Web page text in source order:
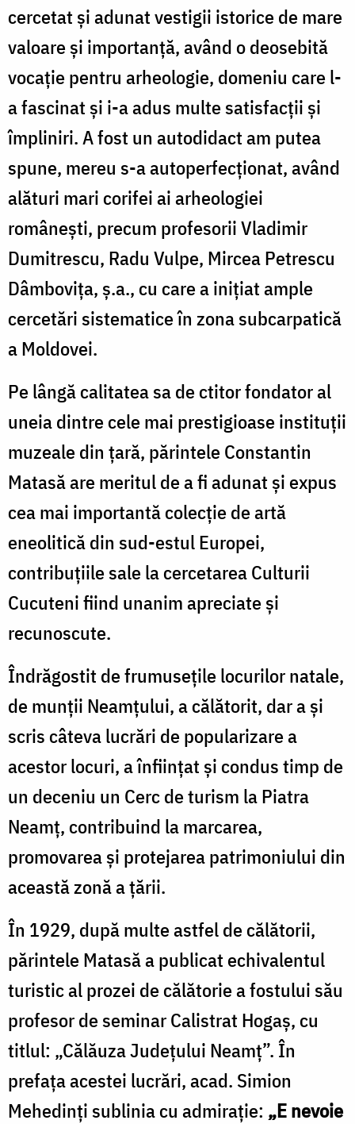
cercetat și adunat vestigii istorice de mare
valoare și importanță, având o deosebită
vocație pentru arheologie, domeniu care l-
a fascinat și i-a adus multe satisfacții și
împliniri. A fost un autodidact am putea
spune, mereu s-a autoperfecționat, având
alături mari corifei ai arheologiei
românești, precum profesorii Vladimir
Dumitrescu, Radu Vulpe, Mircea Petrescu
Dâmbovița, ș.a., cu care a inițiat ample
cercetări sistematice în zona subcarpatică
a Moldovei.
Pe lângă calitatea sa de ctitor fondator al
uneia dintre cele mai prestigioase instituții
muzeale din țară, părintele Constantin
Matasă are meritul de a fi adunat și expus
cea mai importantă colecție de artă
eneolitică din sud-estul Europei,
contribuțiile sale la cercetarea Culturii
Cucuteni fiind unanim apreciate și
recunoscute.
Îndrăgostit de frumusețile locurilor natale,
de munții Neamțului, a călătorit, dar a și
scris câteva lucrări de popularizare a
acestor locuri, a înființat și condus timp de
un deceniu un Cerc de turism la Piatra
Neamț, contribuind la marcarea,
promovarea și protejarea patrimoniului din
această zonă a țării.
În 1929, după multe astfel de călătorii,
părintele Matasă a publicat echivalentul
turistic al prozei de călătorie a fostului său
profesor de seminar Calistrat Hogaș, cu
titlul: „Călăuza Județului Neamț”. În
prefața acestei lucrări, acad. Simion
Mehedinți sublinia cu admirație: „E nevoie